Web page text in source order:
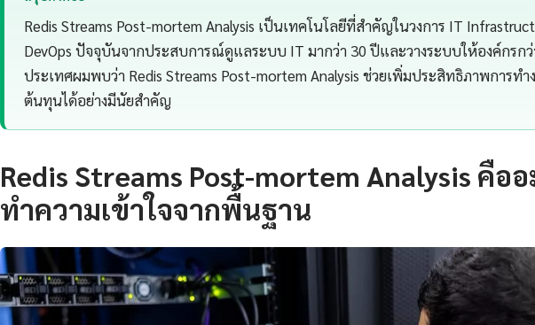
Redis Streams Post-mortem Analysis เป็นเทคโนโลยีที่สำคัญในวงการ IT
DevOps ปัจจุบันจากประสบการณ์ดูแลระบบ IT มากว่า 30 ปีและวางระบบให้องค์กรก
ประเทศผมพบว่า Redis Streams Post-mortem Analysis ช่วยเพิ่มประสิทธิภาพการท
ต้นทุนได้อย่างมีนัยสำคัญ
Redis Streams Post-mortem Analysis คือ
ทำความเข้าใจจากพื้นฐาน